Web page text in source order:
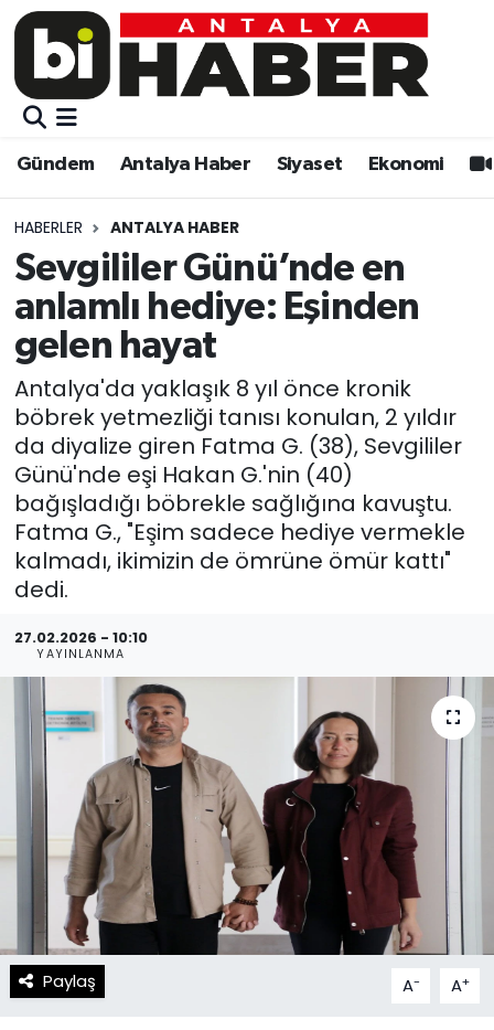
Gündem Antalya Haber Siyaset Ekonomi
HABERLER ANTALYA HABER
Sevgililer Günü’nde en
anlamlı hediye: Eşinden
gelen hayat
Antalya'da yaklaşık 8 yıl önce kronik
böbrek yetmezliği tanısı konulan, 2 yıldır
da diyalize giren Fatma G. (38), Sevgililer
Günü'nde eşi Hakan G.'nin (40)
bağışladığı böbrekle sağlığına kavuştu.
Fatma G., "Eşim sadece hediye vermekle
kalmadı, ikimizin de ömrüne ömür kattı"
dedi.
27.02.2026 - 10:10
YAYINLANMA
Paylaş A- A+
Gündem
Siyaset
Ekonomi
Video
Eğitim
Kültür-sanat
Sağlık
Spor
Teknoloji
Resmi İlanlar
Gündem
Siyaset
Eğitim
Ekonomi
Kültür-sanat
Sağlık
Spor
Teknoloji
Yaşam
Künye
Gizlilik Sözleşmesi
İletişim
Muratpaşa Nöbetçi Eczaneler
Muratpaşa Trafik Yoğunluk Haritası
Süper Lig Puan Durumu ve Fikstür
Tüm Manşetler
Son Dakika Haberleri
Haber Arşivi